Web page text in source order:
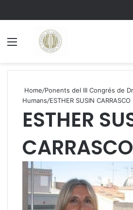
Home/Ponents del III Congrés de
Humans/ESTHER SUSIN CARRASCO
ESTHER
CARRASCO